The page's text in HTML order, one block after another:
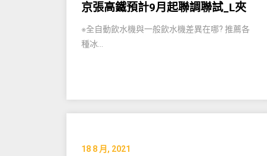
京張高鐵預計9月起聯調聯試_L夾
※全自動飲水機與一般飲水機差異在哪? 推薦各
種冰…
18 8 月, 2021